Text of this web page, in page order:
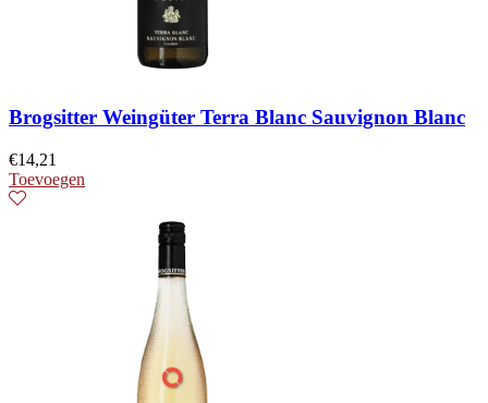
Brogsitter Weingüter Terra Blanc Sauvignon Blanc
€14,21
Toevoegen